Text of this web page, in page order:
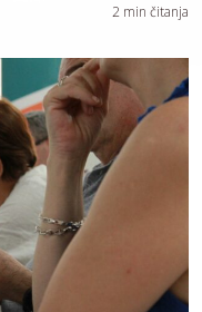
2 min čitanja